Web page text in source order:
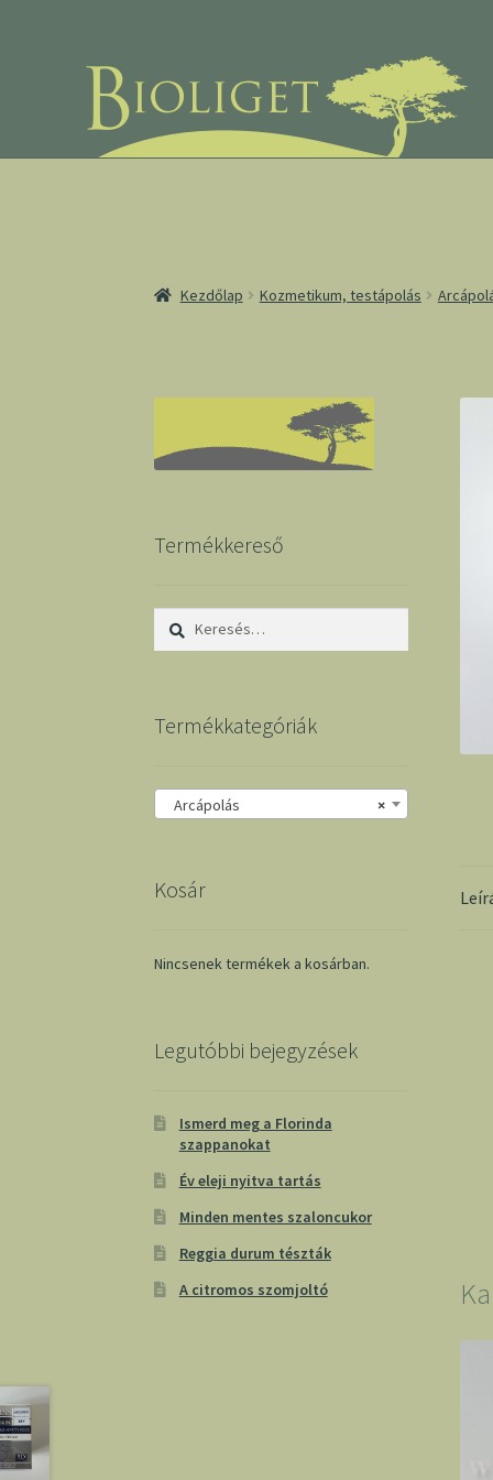
Kezdőlap Kozmetikum, testápolás
Termékkereső
Keresés:
Termékkategóriák
×
Arcápolás
Kosár
Nincsenek termékek a kosárban.
Legutóbbi bejegyzések
Ismerd meg a Florinda
szappanokat
Év eleji nyitva tartás
Minden mentes szaloncukor
Reggia durum tészták
A citromos szomjoltó